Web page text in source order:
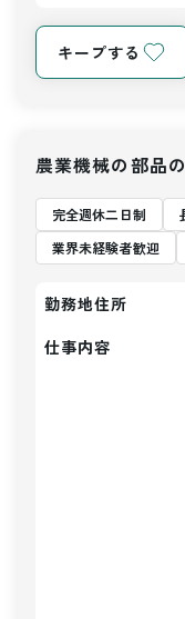
キープする
農業機械の部品
完全週休二日制
業界未経験者歓迎
勤務地住所
仕事内容